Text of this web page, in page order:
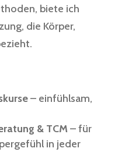
biete ich
die Körper,
– einfühlsam,
& TCM – für
in jeder